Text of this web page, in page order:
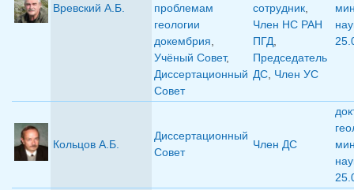
Вревский А.Б.
проблемам
геологии
докембрия
Учёный Совет,
Диссертационный
Совет
сотрудник
Член НС РАН
ПГД
Председатель
ДС Член УС
Кольцов А.Б.
Диссертационный
Совет
Член ДС